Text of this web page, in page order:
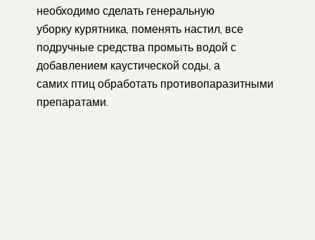
необходимо сделать генеральную
уборку курятника, поменять настил, все
подручные средства промыть водой с
добавлением каустической соды, а
самих птиц обработать противопаразитными
препаратами.